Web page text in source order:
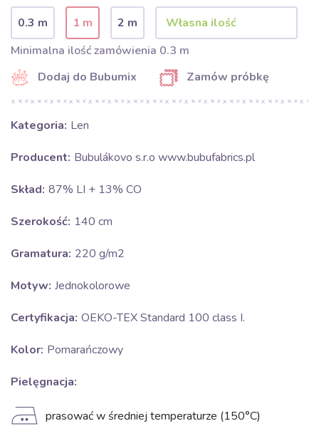
0.3 m 1 m
2 m
Minimalna ilość zamówienia 0.3 m
Dodaj do Bubumix
Zamów próbkę
Kategoria: Len
Producent: Bubulákovo s.r.o www.bubufabrics.pl
Skład: 87% LI + 13% CO
Szerokość: 140 cm
Gramatura: 220 g/m2
Motyw: Jednokolorowe
Certyfikacja: OEKO-TEX Standard 100 class I.
Kolor: Pomarańczowy
Pielęgnacja:
E prasować w średniej temperaturze (150°C)